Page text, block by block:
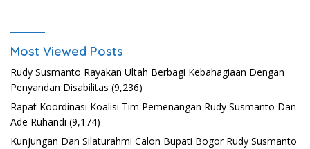
Most Viewed Posts
Rudy Susmanto Rayakan Ultah Berbagi Kebahagiaan Dengan
Penyandan Disabilitas (9,236)
Rapat Koordinasi Koalisi Tim Pemenangan Rudy Susmanto Dan
Ade Ruhandi (9,174)
Kunjungan Dan Silaturahmi Calon Bupati Bogor Rudy Susmanto